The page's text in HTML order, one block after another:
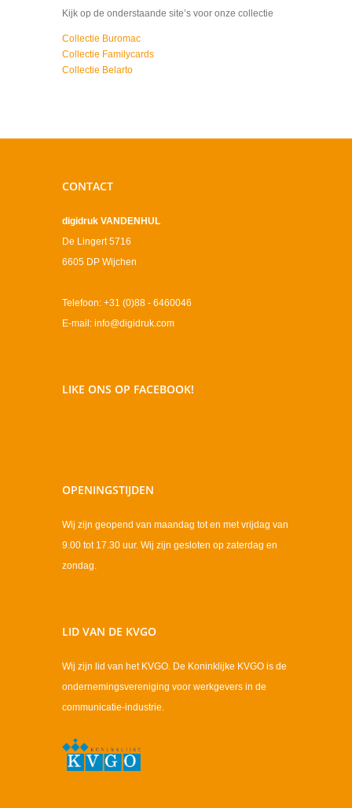
Kijk op de onderstaande site’s voor onze collectie
Collectie Buromac
Collectie Familycards
Collectie Belarto
CONTACT
digidruk VANDENHUL
De Lingert 5716
6605 DP Wijchen
Telefoon: +31 (0)88 - 6460046
E-mail: info@digidruk.com
LIKE ONS OP FACEBOOK!
OPENINGSTIJDEN
Wij zijn geopend van maandag tot en met vrijdag van
9.00 tot 17.30 uur. Wij zijn gesloten op zaterdag en
zondag.
LID VAN DE KVGO
Wij zijn lid van het KVGO. De Koninklijke KVGO is de
ondernemingsvereniging voor werkgevers in de
communicatie-industrie.